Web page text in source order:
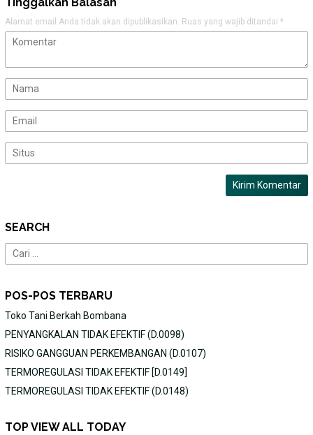
Alamat email Anda tidak akan dipublikasikan. Ruas yang wajib ditandai *
SEARCH
Cari
untuk:
POS-POS TERBARU
Toko Tani Berkah Bombana
PENYANGKALAN TIDAK EFEKTIF (D.0098)
RISIKO GANGGUAN PERKEMBANGAN (D.0107)
TERMOREGULASI TIDAK EFEKTIF [D.0149]
TERMOREGULASI TIDAK EFEKTIF (D.0148)
TOP VIEW ALL TODAY